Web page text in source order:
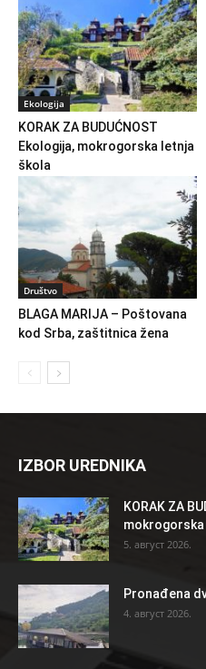
Ekologija
KORAK ZA BUDUĆNOST
Ekologija, mokrogorska letnja
škola
Društvo
BLAGA MARIJA – Poštovana
kod Srba, zaštitnica žena
IZBOR UREDNIKA
KORAK ZA
5. август 2026.
Pronađena
4. август 2026.